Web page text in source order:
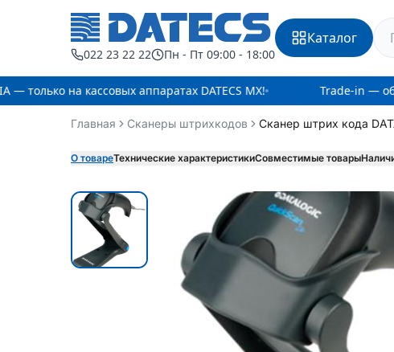
022 23 22 22 Пн - Пт 09:00 - 18:00
Каталог
— только на кассовых аппаратах DATECS MX! Trade-in —
Главная Сканеры штрихкодов Сканер штрих кода
О товареТехнические характеристикиСовместимые товары